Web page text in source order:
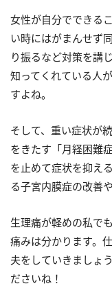
女性が自分でできる
い時にはがまんせず
り振るなど対策を講
知ってくれている人
すよね。
そして、重い症状が
をきたす「月経困難
を止めて症状を抑え
る子宮内膜症の改善
生理痛が軽めの私で
痛みは分かります。
夫をしていきましょ
ださいね！